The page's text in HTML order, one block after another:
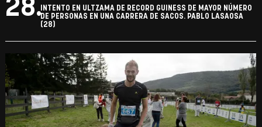
28. INTENTO EN ULTZAMA DE RECORD GUINESS DE MAYOR NÚMERO
DE PERSONAS EN UNA CARRERA DE SACOS. PABLO LASAOSA
(28)